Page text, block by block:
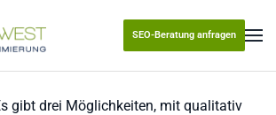
content
SEO-Beratung anfragen
gibt drei Möglichkeiten, mit qualitativ